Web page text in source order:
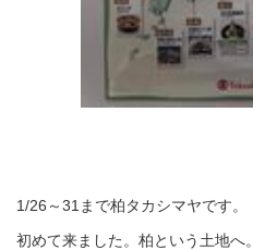
1/26～31まで柏タカシマヤです。
初めて来ました。柏という土地へ。